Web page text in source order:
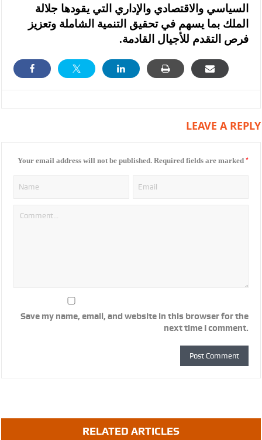
السياسي والاقتصادي والإداري التي يقودها جلالة
الملك بما يسهم في تحقيق التنمية الشاملة وتعزيز
فرص التقدم للأجيال القادمة.
LEAVE A REPLY
Your email address will not be published. Required fields are marked *
Save my name, email, and website in this browser for the
next time I comment.
RELATED ARTICLES